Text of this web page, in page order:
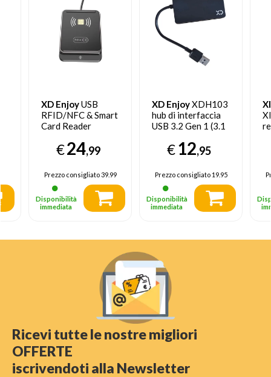
XD EnjoyUSB
RFID/NFC & Smart
Card Reader
€24,99
Prezzo consigliato39.99
Disponibilità
immediata
XD EnjoyXDH103
hub di interfaccia
USB 3.2 Gen 1 (3.1
5000 Mbit/s Nero
€12,95
Prezzo consigliato19.95
Disponibilità
immediata
Ricevi tutte le nostre migliori
OFFERTE
iscrivendoti alla Newsletter